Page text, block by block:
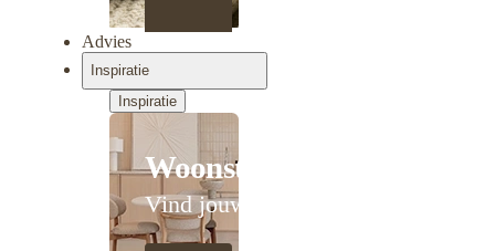
Advies
Inspiratie
Inspiratie
Woonstijlen
Vind jouw stijl